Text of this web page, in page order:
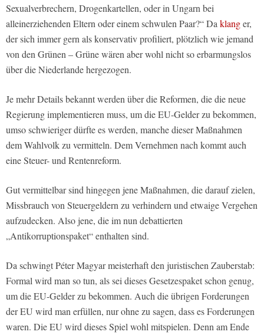
Sexualverbrechern, Drogenkartellen, oder in Ungarn bei
alleinerziehenden Eltern oder einem schwulen Paar?“ Da klanger,
der sich immer gern als konservativ profiliert, plötzlich wie jemand
von den Grünen – Grüne wären aber wohl nicht so erbarmungslos
über die Niederlande hergezogen.
Je mehr Details bekannt werden über die Reformen, die die neue
Regierung implementieren muss, um die EU-Gelder zu bekommen,
umso schwieriger dürfte es werden, manche dieser Maßnahmen
dem Wahlvolk zu vermitteln. Dem Vernehmen nach kommt auch
eine Steuer- und Rentenreform.
Gut vermittelbar sind hingegen jene Maßnahmen, die darauf zielen,
Missbrauch von Steuergeldern zu verhindern und etwaige Vergehen
aufzudecken. Also jene, die im nun debattierten
„Antikorruptionspaket“ enthalten sind.
Da schwingt Péter Magyar meisterhaft den juristischen Zauberstab:
Formal wird man so tun, als sei dieses Gesetzespaket schon genug,
um die EU-Gelder zu bekommen. Auch die übrigen Forderungen
der EU wird man erfüllen, nur ohne zu sagen, dass es Forderungen
waren. Die EU wird dieses Spiel wohl mitspielen. Denn am Ende